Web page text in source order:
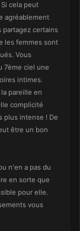
cela peut
agréablement
partagez certains
les femmes sont
Vous
7ème ciel une
intimes.
pareille en
complicité
plus intense ! De
être un bon
n'en a pas du
en sorte que
pour elle.
vous